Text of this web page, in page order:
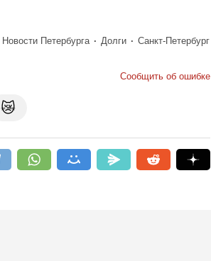
Новости Петербурга Долги Санкт-Петербург
Сообщить об ошибке
😿